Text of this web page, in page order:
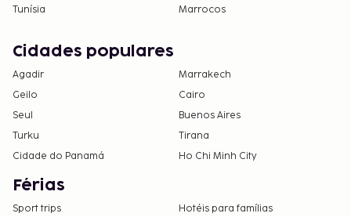
Tunísia
Marrocos
Cidades populares
Agadir
Marrakech
Geilo
Cairo
Seul
Buenos Aires
Turku
Tirana
Cidade do Panamá
Ho Chi Minh City
Férias
Sport trips Hotéis para famílias